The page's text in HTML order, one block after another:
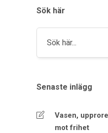
Sök här
Senaste inlägg
Vasen,
mot frihet